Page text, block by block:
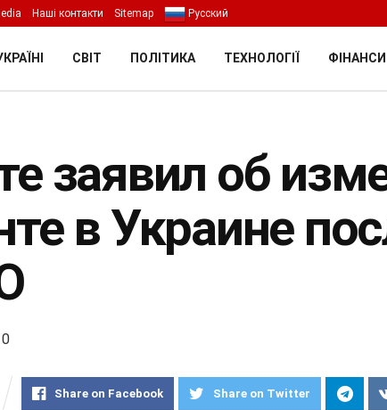
Наші контакти Sitemap Русский
СВІТ ПОЛІТИКА ТЕХНОЛОГІЇ ФІНАНСИ
заявил об
в Украине
0
Share on Facebook Share on Twitter